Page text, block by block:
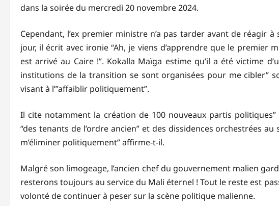
dans la soirée du mercredi 20 novembre 2024.
Cependant, l’ex premier ministre n’a pas tarder avant de réagir
jour, il écrit avec ironie “Ah, je viens d’apprendre que le premier
est arrivé au Caire !”. Kokalla Maïga estime qu’il a été victime
institutions de la transition se sont organisées pour me cibler”
visant à l’”affaiblir politiquement”.
Il cite notamment la création de 100 nouveaux partis
“des tenants de l’ordre ancien” et des dissidences orchestrées
m’éliminer politiquement” affirme-t-il.
Malgré son limogeage, l’ancien chef du gouvernement malien
resterons toujours au service du Mali éternel ! Tout le reste est
volonté de continuer à peser sur la scène politique malienne.